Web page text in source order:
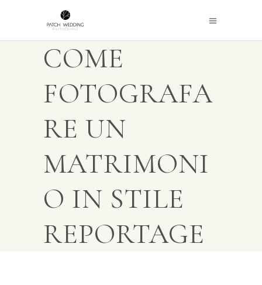
COME
FOTOGRAFA
RE UN
MATRIMONI
O IN STILE
REPORTAGE